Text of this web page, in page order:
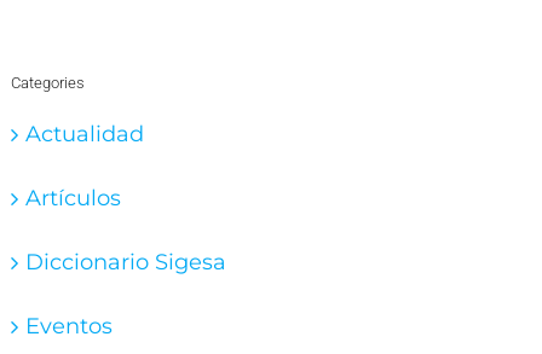
Categories
Actualidad
Artículos
Diccionario Sigesa
Eventos